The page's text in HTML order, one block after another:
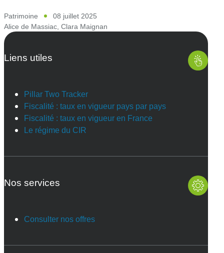
Patrimoine
08 juillet 2025
Alice de Massiac Clara Maignan
Liens utiles
Pillar Two Tracker
Fiscalité : taux en vigueur pays par pays
Fiscalité : taux en vigueur en France
Le régime du CIR
Nos services
Consulter nos offres